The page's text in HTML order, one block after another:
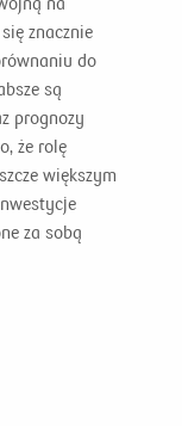
znacznie
do
są
prognozy
że rolę
większym
za sobą